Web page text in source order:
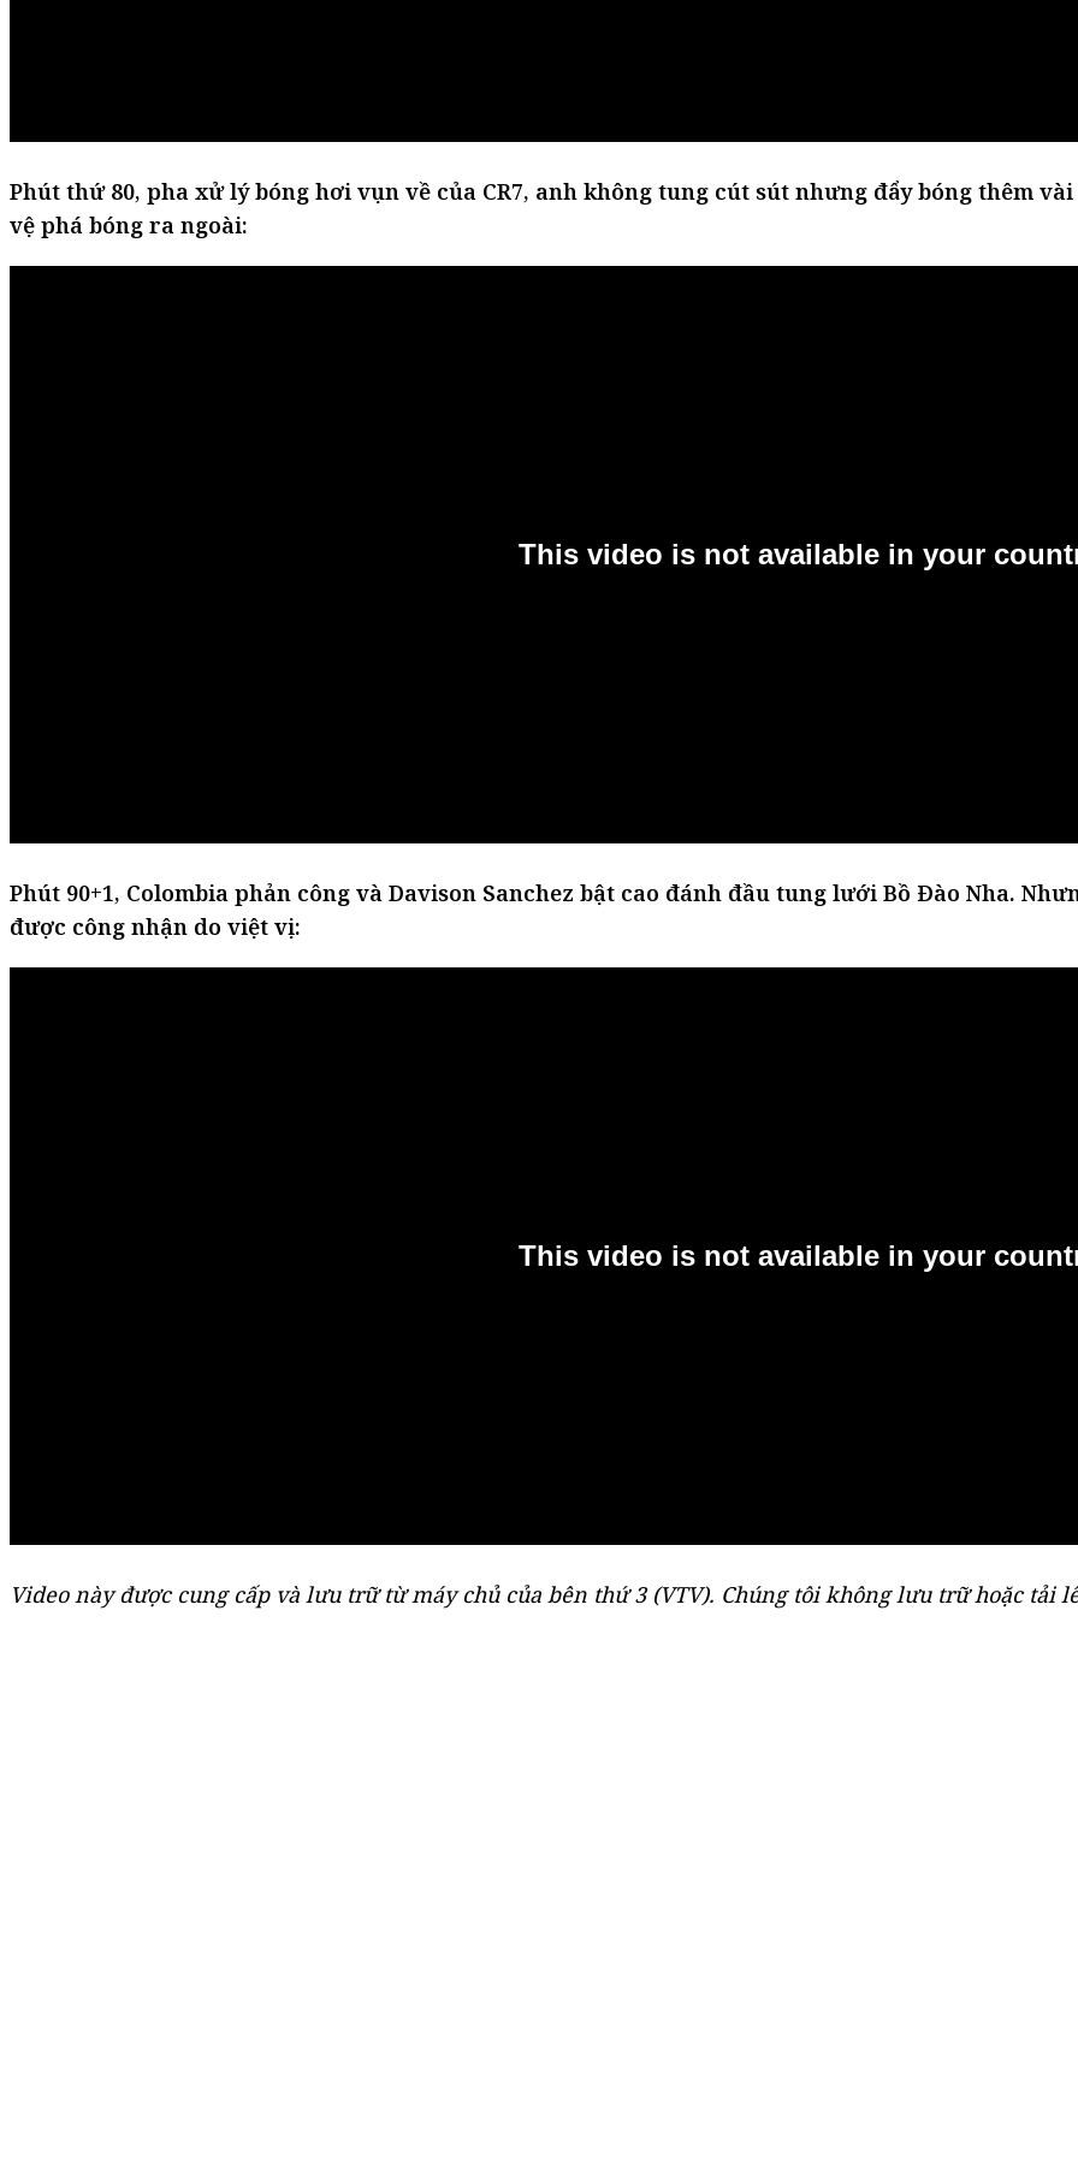
Phút thứ 80, pha xử lý bóng hơi vụn về của CR7, anh không tung cút sút nhưng đẩy bóng thêm
vệ phá bóng ra ngoài:
Phút 90+1, Colombia phản công và Davison Sanchez bật cao đánh đầu tung lưới Bồ Đào Nha.
được công nhận do việt vị:
Video này được cung cấp và lưu trữ từ máy chủ của bên thứ 3 (VTV). Chúng tôi không lưu trữ hoặc tải